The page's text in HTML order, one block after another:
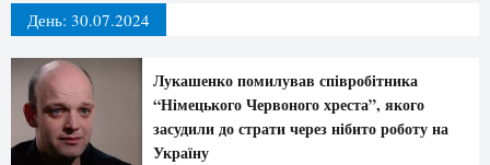
День: 30.07.2024
Лукашенко помилував співробітника
“Німецького Червоного хреста”, якого
засудили до страти через нібито роботу на
Україну